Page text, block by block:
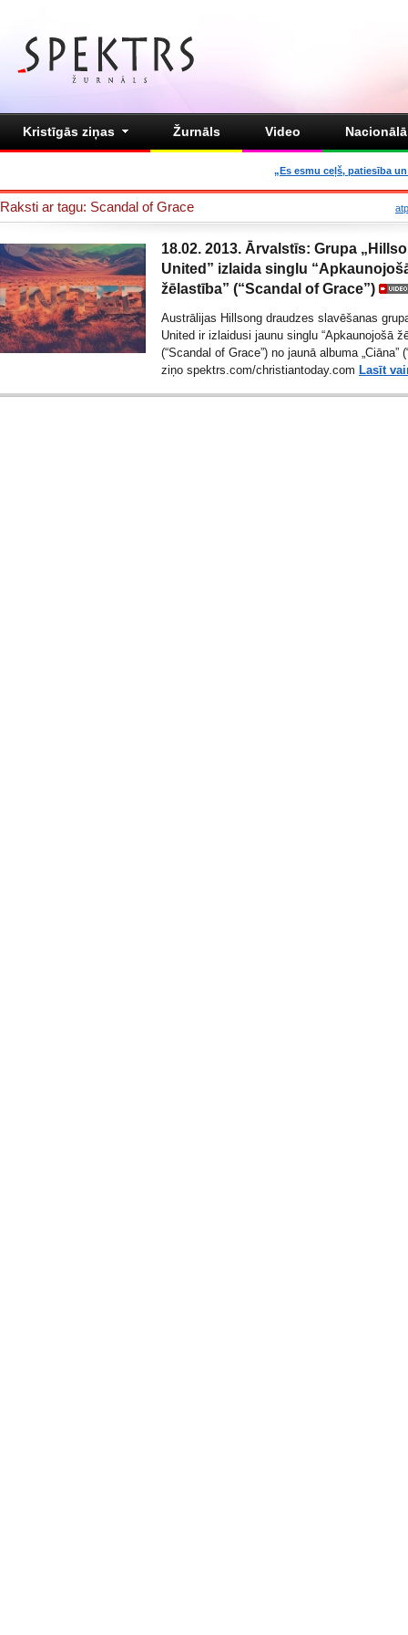
Kristīgās ziņas Žurnāls Video
„Es esmu ceļš, patiesība
Raksti ar tagu: Scandal of Grace
18.02. 2013. Ārvalstīs: Grupa
United” izlaida singlu
žēlastība” (“Scandal of Grace”)
Austrālijas Hillsong draudzes slavēšanas
United ir izlaidusi jaunu singlu “Apkaunojošā
(“Scandal of Grace”) no jaunā albuma „Ciāna”
ziņo spektrs.com/christiantoday.com Lasīt